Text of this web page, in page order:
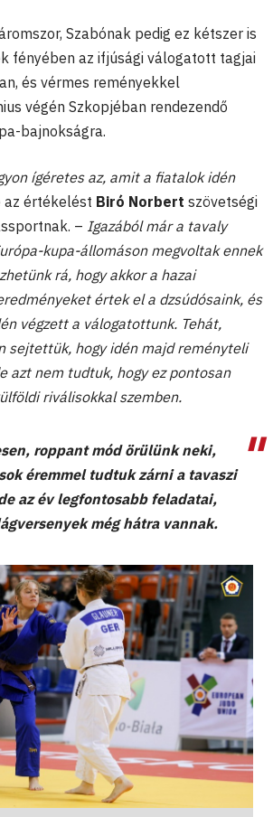
Szabónak pedig ez kétszer is
fényében az ifjúsági válogatott tagjai
és vérmes reményekkel
végén Szkopjéban rendezendő
bajnokságra.
ígéretes az, amit a fiatalok idén
az értékelést Biró Norbert szövetségi
– Igazából már a tavaly
kupa-állomáson megvoltak ennek
rá, hogy akkor a hazai
értek el a dzsúdósaink, és
végzett a válogatottunk. Tehát,
sejtettük, hogy idén majd reményteli
azt nem tudtuk, hogy ez pontosan
riválisokkal szemben.
roppant mód örülünk neki,
éremmel tudtuk zárni a tavaszi
az év legfontosabb feladatai,
még hátra vannak.